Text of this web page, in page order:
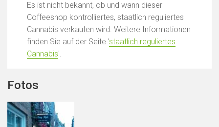
Es ist nicht bekannt, ob und wann dieser
Coffeeshop kontrolliertes, staatlich reguliertes
Cannabis verkaufen wird. Weitere Informationen
finden Sie auf der Seite 'staatlich reguliertes
Cannabis'.
Fotos